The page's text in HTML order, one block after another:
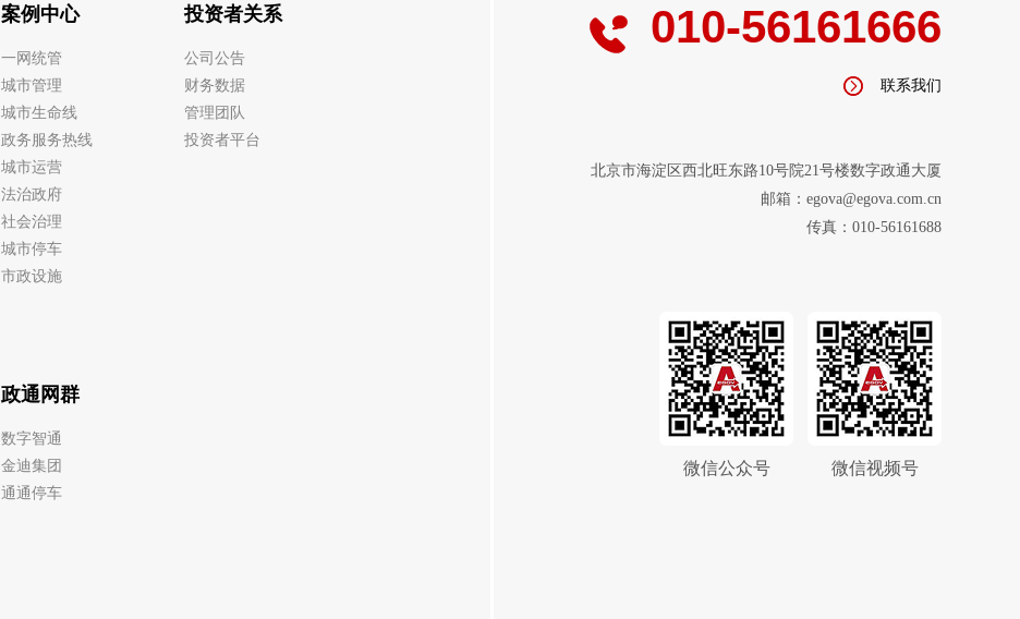
案例中心
一网统管
城市管理
城市生命线
政务服务热线
城市运营
法治政府
社会治理
城市停车
市政设施
投资者关系
公司公告
财务数据
管理团队
投资者平台
政通网群
数字智通
金迪集团
通通停车
010-56161666
联系我们
北京市海淀区西北旺东路10号院21号楼数字政通大厦
邮箱：egova@egova.com.cn
传真：010-56161688
微信公众号 微信视频号